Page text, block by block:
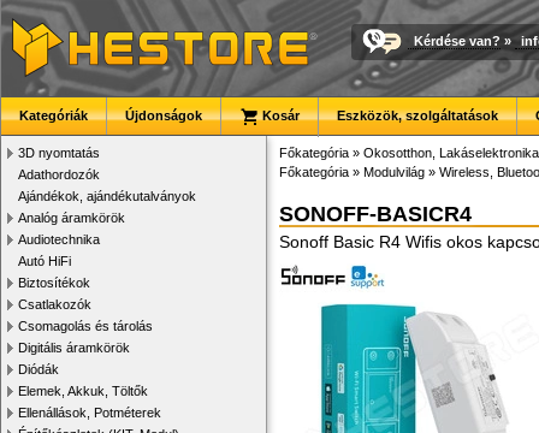
Kérdése van? »
Kategóriák Újdonságok Kosár Eszközök, szolgáltatások
3D nyomtatás
Adathordozók
Ajándékok, ajándékutalványok
Analóg áramkörök
Audiotechnika
Autó HiFi
Biztosítékok
Csatlakozók
Csomagolás és tárolás
Digitális áramkörök
Diódák
Elemek, Akkuk, Töltők
Ellenállások, Potméterek
Főkategória » Okosotthon, Lakáselektronika
Főkategória » Modulvilág » Wireless,
SONOFF-BASICR4
Sonoff Basic R4 Wifis okos